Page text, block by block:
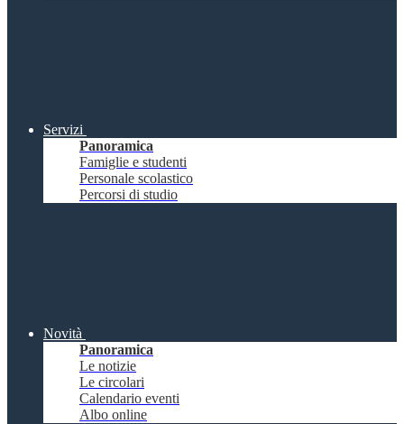
Servizi
Panoramica
Famiglie e studenti
Personale scolastico
Percorsi di studio
Novità
Panoramica
Le notizie
Le circolari
Calendario eventi
Albo online